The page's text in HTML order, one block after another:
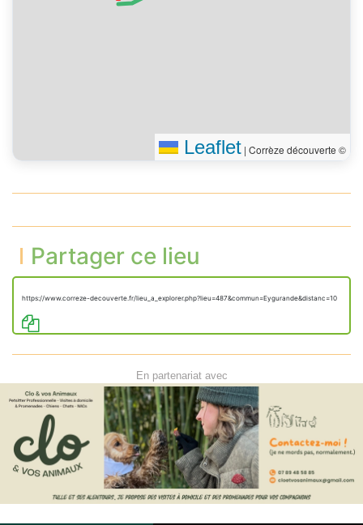
Leaflet | Corrèze découverte ©
Partager ce lieu
https://www.correze-decouverte.fr/lieu_a_explorer.php?lieu=487&commun=Eygurande&distanc=10
En partenariat avec